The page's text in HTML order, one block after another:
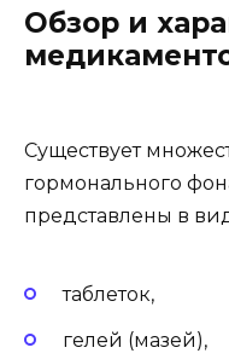
Обзор и
Существует
гормонального
представлены в
таблеток,
гелей (мазей),